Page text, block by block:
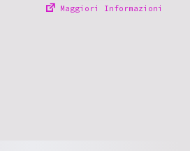
Maggiori Informazioni